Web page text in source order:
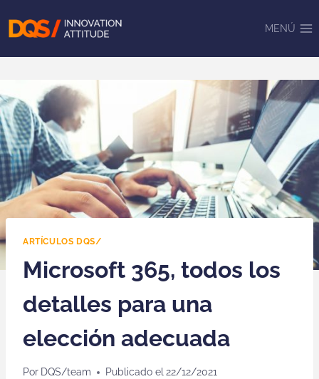
MENÚ
ARTÍCULOS DQS/
Microsoft 365, todos los
detalles para una
elección adecuada
Por DQS/team Publicado el 22/12/2021